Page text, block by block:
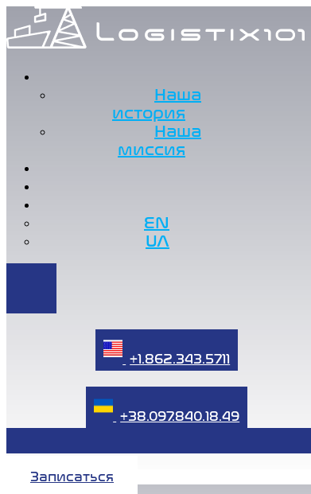
Наша
история
Наша
миссия
EN
UA
+1.862.343.5711
+38.097.840.18.49
Записаться